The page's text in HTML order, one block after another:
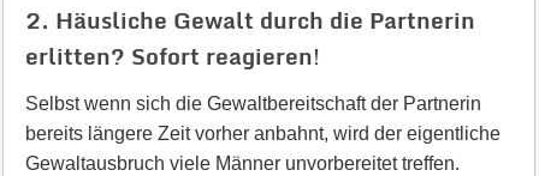
2. Häusliche Gewalt durch die Partnerin
erlitten? Sofort reagieren!
Selbst wenn sich die Gewaltbereitschaft der Partnerin
bereits längere Zeit vorher anbahnt, wird der eigentliche
Gewaltausbruch viele Männer unvorbereitet treffen.